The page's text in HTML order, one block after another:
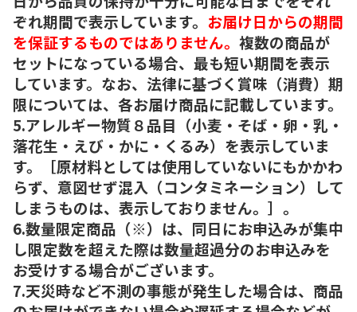
ぞれ期間で表示しています。 お届け日からの期間
を保証するものではありません。 複数の商品が
セットになっている場合、最も短い期間を表示
しています。なお、法律に基づく賞味（消費）期
限については、各お届け商品に記載しています。
5.アレルギー物質８品目（小麦・そば・卵・乳・
落花生・えび・かに・くるみ）を表示していま
す。［原材料としては使用していないにもかかわ
らず、意図せず混入（コンタミネーション）して
しまうものは、表示しておりません。］。
6.数量限定商品（※）は、同日にお申込みが集中
し限定数を超えた際は数量超過分のお申込みを
お受けする場合がございます。
7.天災時など不測の事態が発生した場合は、商品